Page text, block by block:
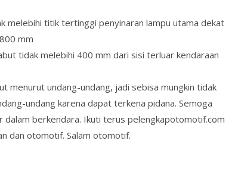
melebihi titik tertinggi penyinaran lampu utama dekat
mm
tidak melebihi 400 mm dari sisi terluar kendaraan
menurut undang-undang, jadi sebisa mungkin tidak
undang karena dapat terkena pidana. Semoga
berkendara. Ikuti terus pelengkapotomotif.com
dan otomotif. Salam otomotif.